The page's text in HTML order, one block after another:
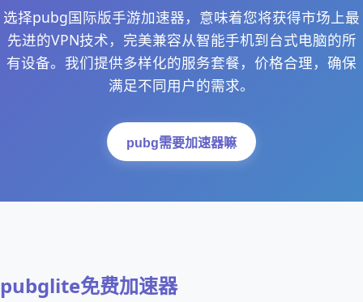
选择pubg国际版手游加速器，意味着您将获得市场上最
先进的VPN技术，完美兼容从智能手机到台式电脑的所
有设备。我们提供多样化的服务套餐，价格合理，确保
满足不同用户的需求。
pubg需要加速器嘛
pubglite免费加速器